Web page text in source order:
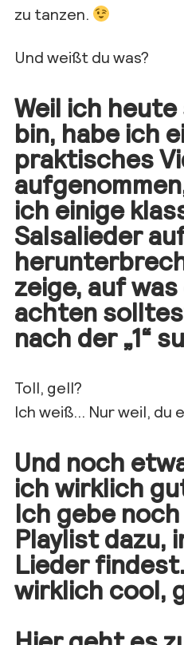
zu tanzen.
Und weißt du was?
Weil ich
bin, habe ich
praktisches
ich einige
Salsalieder
zeige, auf
achten
nach der „1“
Toll, gell?
Ich weiß… Nur weil, du
Und noch
ich wirklich
Ich gebe
Playlist dazu,
Lieder
wirklich cool,